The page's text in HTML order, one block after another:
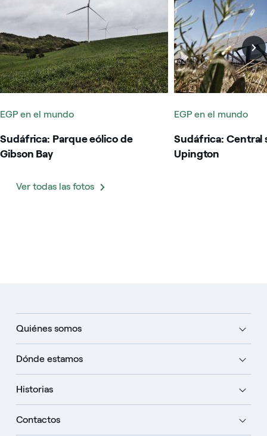
EGP en el mundo
Sudáfrica: Parque eólico de
Gibson Bay
EGP en el mundo
Sudáfrica: Central
Upington
Ver todas las fotos
Quiénes somos
Dónde estamos
Historias
Contactos